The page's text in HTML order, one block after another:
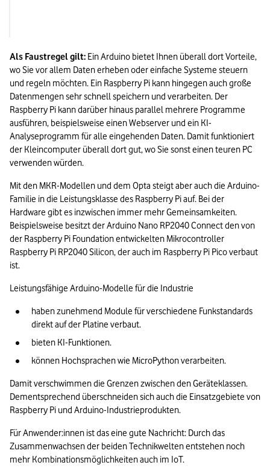
Als Faustregel gilt: Ein Arduino bietet Ihnen überall dort Vorteile,
wo Sie vor allem Daten erheben oder einfache Systeme steuern
und regeln möchten. Ein Raspberry Pi kann hingegen auch große
Datenmengen sehr schnell speichern und verarbeiten. Der
Raspberry Pi kann darüber hinaus parallel mehrere Programme
ausführen, beispielsweise einen Webserver und ein KI-
Analyseprogramm für alle eingehenden Daten. Damit funktioniert
der Kleincomputer überall dort gut, wo Sie sonst einen teuren PC
verwenden würden.
Mit den MKR-Modellen und dem Opta steigt aber auch die Arduino-
Familie in die Leistungsklasse des Raspberry Pi auf. Bei der
Hardware gibt es inzwischen immer mehr Gemeinsamkeiten.
Beispielsweise besitzt der Arduino Nano RP2040 Connect den von
der Raspberry Pi Foundation entwickelten Mikrocontroller
Raspberry Pi RP2040 Silicon, der auch im Raspberry Pi Pico verbaut
ist.
Leistungsfähige Arduino-Modelle für die Industrie
haben zunehmend Module für verschiedene Funkstandards
direkt auf der Platine verbaut.
bieten KI-Funktionen.
können Hochsprachen wie MicroPython verarbeiten.
Damit verschwimmen die Grenzen zwischen den Geräteklassen.
Dementsprechend überschneiden sich auch die Einsatzgebiete von
Raspberry Pi und Arduino-Industrieprodukten.
Für Anwender:innen ist das eine gute Nachricht: Durch das
Zusammenwachsen der beiden Technikwelten entstehen noch
mehr Kombinationsmöglichkeiten auch im IoT.